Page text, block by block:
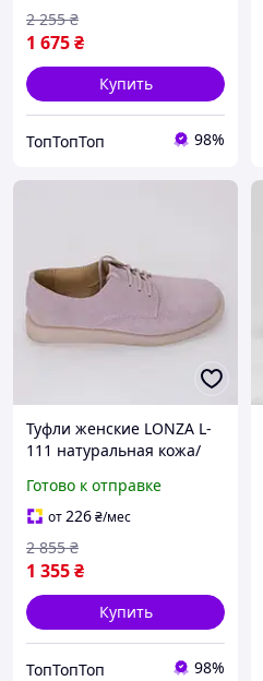
1 675₴
2 255 ₴
Купить
ТопТопТоп 98%
Туфли женские LONZA L-
111 натуральная кожа/
цвета
Готово к отправке
от226₴/мес
1 355₴
2 855 ₴
Купить
ТопТопТоп 98%